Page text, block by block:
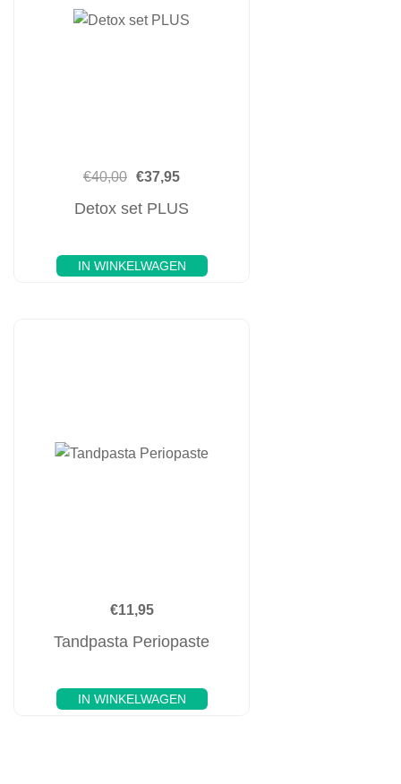
€40,00 €37,95
Detox set PLUS
IN WINKELWAGEN
€11,95
Tandpasta Periopaste
IN WINKELWAGEN